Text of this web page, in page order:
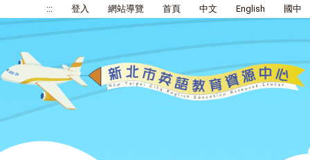
::: 登入 網站導覽 首頁 中文 English 國中